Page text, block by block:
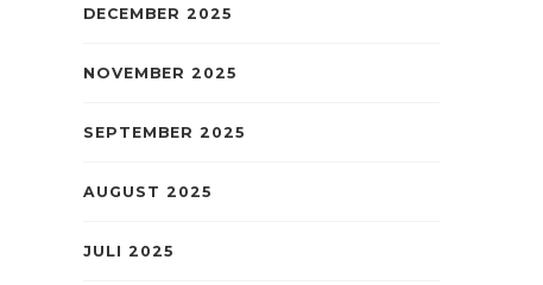
DECEMBER 2025
NOVEMBER 2025
SEPTEMBER 2025
AUGUST 2025
JULI 2025